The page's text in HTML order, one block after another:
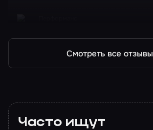
Смотреть все отзывы
Часто ищут